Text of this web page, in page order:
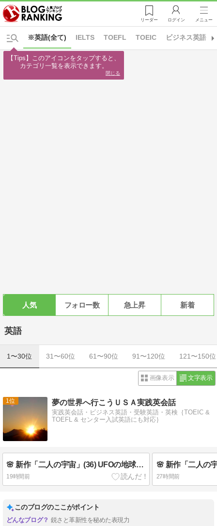
リーダー ログイン メニュー
※英語(全て) IELTS TOEFL TOEIC ビジネス英語
人気 フォロー数 急上昇 新着
英語
1〜30位 31〜60位 61〜90位 91〜120位 121〜150位
画像表示 文字表示
1 夢の世界へ行こうＵＳＡ実践英会話
実践英会話・ビジネス英語・受験英語・英検｛TOEIC &
TOEFL & センター入試英語にも対応｝
🌸 新作「二人の宇宙」(36) UFOの地球上核全廃計画 🍒 英検3分自己判定
19時間前 27時間前
このブログのここがポイント
鋭さと革新性を秘めた表現力
【Tips】このアイコンをタップすると、
カテゴリ一覧を表示できます。
閉じる